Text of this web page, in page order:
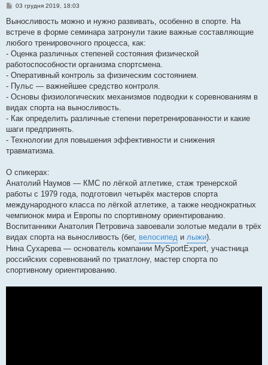
П
в
д
о
л
е
н
я
03 грудня 2019, 18:03
Выносливость можно и нужно развивать, особенно в спорте. На
встрече в форме семинара затронули такие важные составляющие
любого тренировочного процесса, как:
- Оценка различных степеней состояния физической
работоспособности организма спортсмена.
- Оперативный контроль за физическим состоянием.
- Пульс — важнейшее средство контроля.
- Основы физиологических механизмов подводки к соревнованиям в
видах спорта на выносливость.
- Как определить различные степени перетренированности и какие
шаги предпринять.
- Технологии для повышения эффективности и снижения
травматизма.
О спикерах:
Анатолий Наумов — КМС по лёгкой атлетике, стаж тренерской
работы с 1979 года, подготовил четырёх мастеров спорта
международного класса по лёгкой атлетике, а также неоднократных
чемпионок мира и Европы по спортивному ориентированию.
Воспитанники Анатолия Петровича завоевали золотые медали в трёх
видах спорта на выносливость (бег, велосипед и лыжи).
Нина Сухарева — основатель компании MySportExpert, участница
российских соревнований по триатлону, мастер спорта по
спортивному ориентированию.